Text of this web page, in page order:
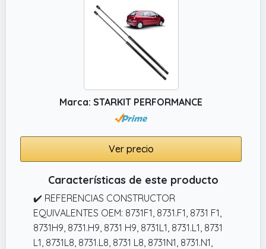
Marca: STARKIT PERFORMANCE
Ver precio
Características de este producto
✔️ REFERENCIAS CONSTRUCTOR
EQUIVALENTES OEM: 8731F1, 8731.F1, 8731 F1,
8731H9, 8731.H9, 8731 H9, 8731L1, 8731.L1, 8731
L1, 8731L8, 8731.L8, 8731 L8, 8731N1, 8731.N1,